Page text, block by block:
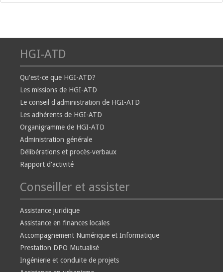
HGI-ATD
Qu'est-ce que HGI-ATD?
Les missions de HGI-ATD
Le conseil d'administration de HGI-ATD
Les adhérents de HGI-ATD
Organigramme de HGI-ATD
Administration générale
Délibérations et procès-verbaux
Rapport d'activité
Conseiller et assister
Assistance juridique
Assistance en finances locales
Accompagnement Numérique et Informatique
Prestation DPO Mutualisé
Ingénierie et conduite de projets